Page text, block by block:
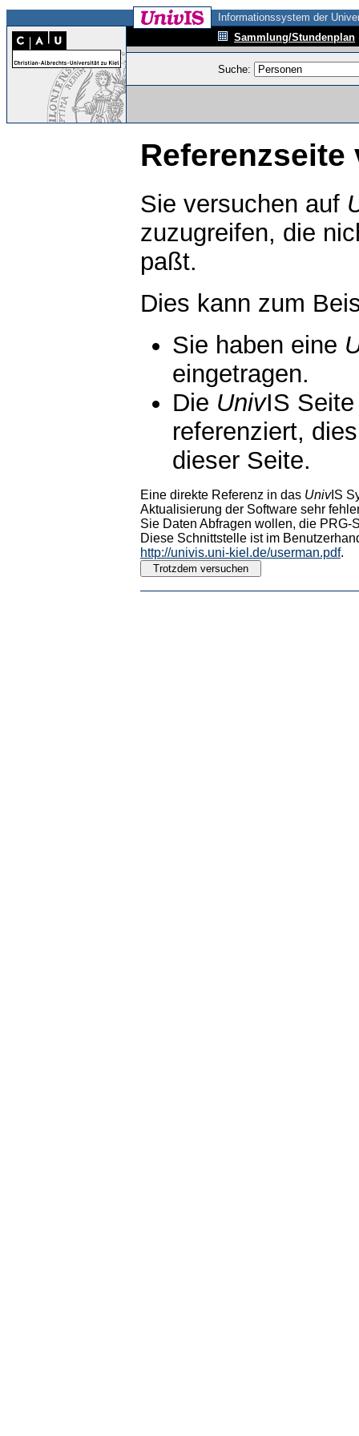
Informationssystem der
Sammlung/Stundenplan
Suche:
Referenzseite
Sie versuchen auf
zuzugreifen, die
paßt.
Dies kann zum
Sie haben eine
eingetragen.
Die UnivIS
referenziert,
dieser Seite.
Eine direkte Referenz in das UnivIS
Aktualisierung der Software sehr
Sie Daten Abfragen wollen, die PRG-
Diese Schnittstelle ist im
http://univis.uni-kiel.de/userman.pdf.